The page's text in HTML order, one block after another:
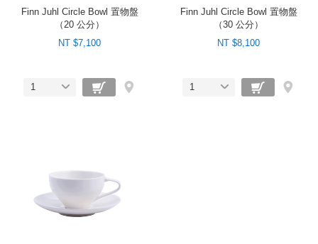
Finn Juhl Circle Bowl 置物盤
（20 公分）
NT $7,100
1
Finn Juhl Circle Bowl 置物盤
（30 公分）
NT $8,100
1